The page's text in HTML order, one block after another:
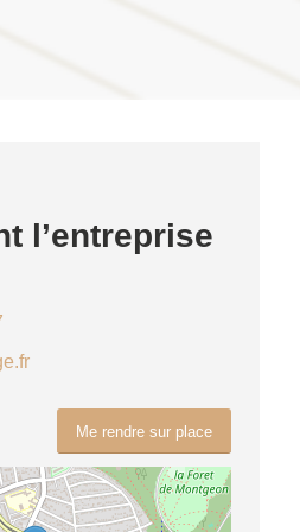
l’entreprise
Me rendre sur place